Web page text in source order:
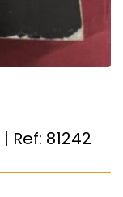
| Ref: 81242